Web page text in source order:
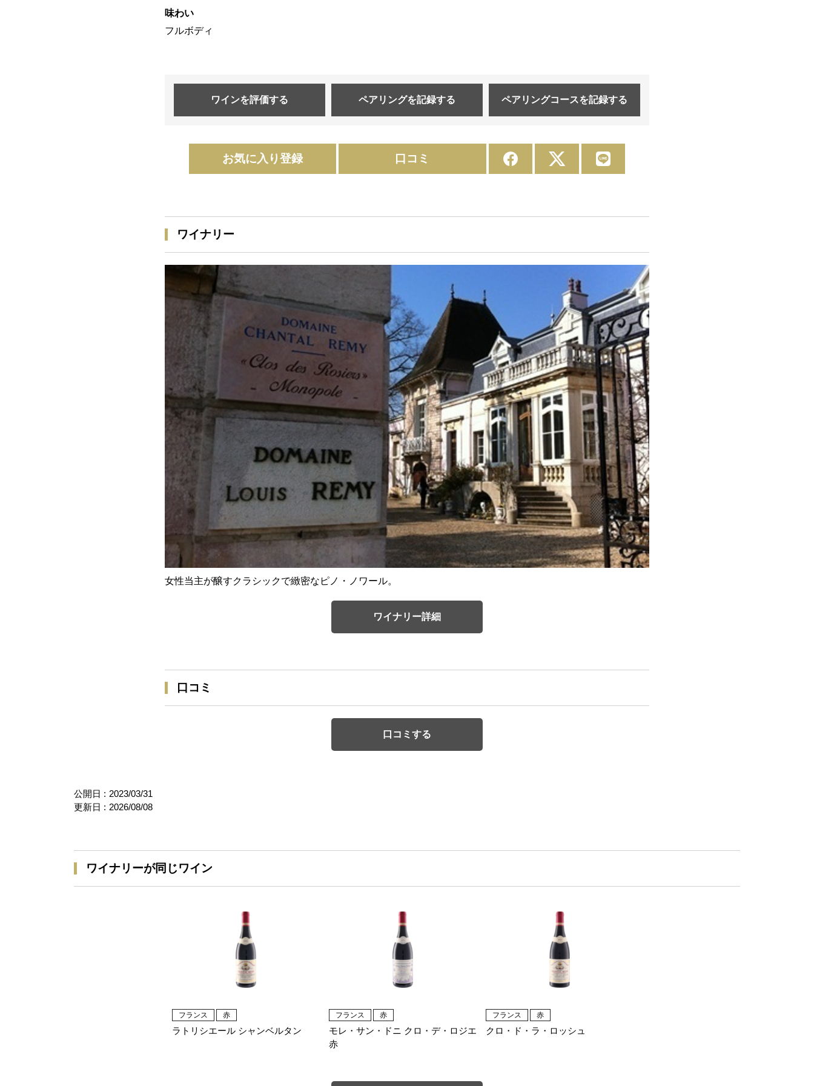
味わい
フルボディ
ワインを評価する ペアリングを記録する ペアリングコースを記録する
お気に入り登録 口コミ
ワイナリー
女性当主が醸すクラシックで緻密なピノ・ノワール。
ワイナリー詳細
口コミ
口コミする
公開日 : 2023/03/31
更新日 : 2026/08/08
ワイナリーが同じワイン
フランス 赤
ラトリシエール シャンベルタン
フランス 赤
モレ・サン・ドニ クロ・デ・ロジエ
赤
フランス 赤
クロ・ド・ラ・ロッシュ